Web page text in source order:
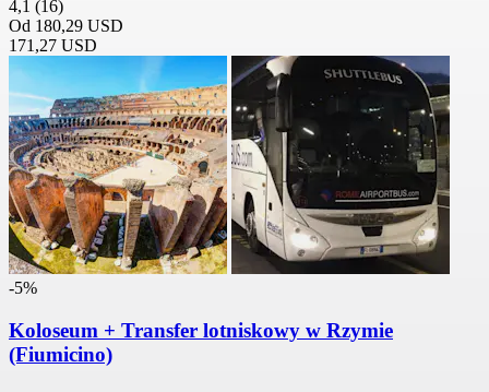
4,1 (16)
Od 180,29 USD
171,27 USD
-5%
Koloseum + Transfer lotniskowy w Rzymie
(Fiumicino)